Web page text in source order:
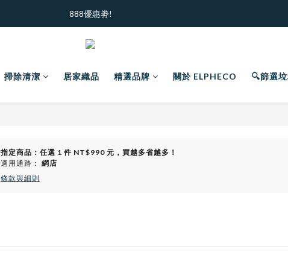
加入新會員  ｜ 領100元購物金
888優惠劵!
加入新會員  ｜ 領100元購物金
掃除清潔 居家織品 精選品牌 關於 ELPHECO 🔍篩選垃
指定商品：任選 1 件 NT$990 元，買越多省越多！
適用通路： 網店
條款與細則